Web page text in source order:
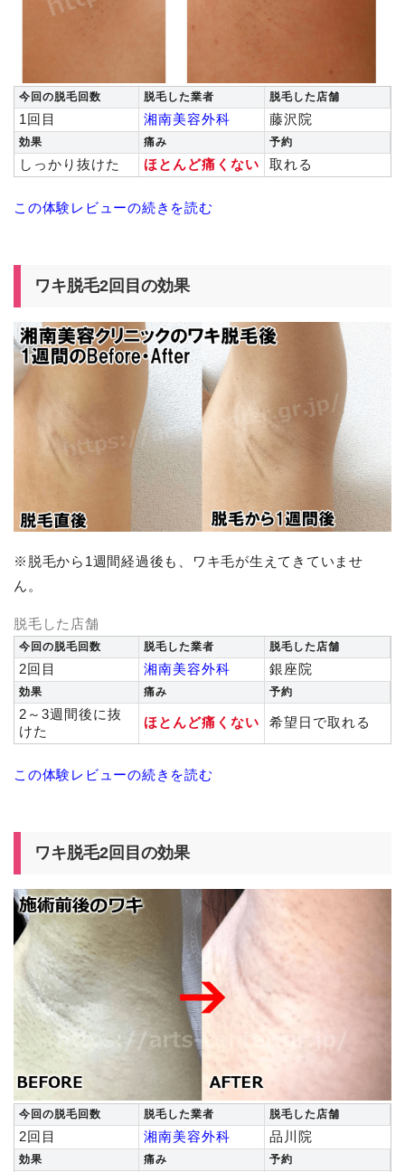
今回の脱毛回数 脱毛した業者 脱毛した店舗
1回目 湘南美容外科 藤沢院
効果 痛み 予約
しっかり抜けた ほとんど痛くない 取れる
この体験レビューの続きを読む
ワキ脱毛2回目の効果
※脱毛から1週間経過後も、ワキ毛が生えてきていませ
ん。
脱毛した店舗
今回の脱毛回数 脱毛した業者 脱毛した店舗
2回目 湘南美容外科 銀座院
効果 痛み 予約
2～3週間後に抜
けた
ほとんど痛くない 希望日で取れる
この体験レビューの続きを読む
ワキ脱毛2回目の効果
今回の脱毛回数 脱毛した業者 脱毛した店舗
2回目 湘南美容外科 品川院
効果 痛み 予約